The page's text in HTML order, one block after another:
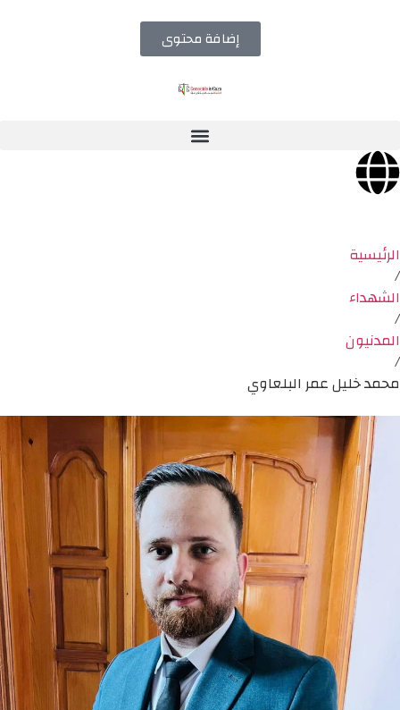
إضافة محتوى
الرئيسية
/
الشهداء
/
المدنيون
/
محمد خليل عمر البلعاوي